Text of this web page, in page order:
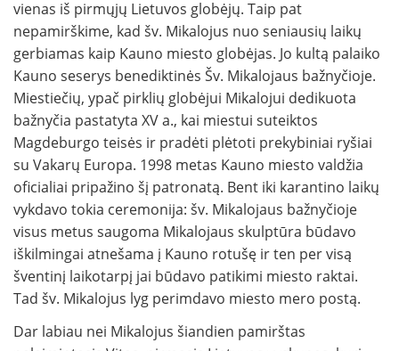
vienas iš pirmųjų Lietuvos globėjų. Taip pat
nepamirškime, kad šv. Mikalojus nuo seniausių laikų
gerbiamas kaip Kauno miesto globėjas. Jo kultą palaiko
Kauno seserys benediktinės Šv. Mikalojaus bažnyčioje.
Miestiečių, ypač pirklių globėjui Mikalojui dedikuota
bažnyčia pastatyta XV a., kai miestui suteiktos
Magdeburgo teisės ir pradėti plėtoti prekybiniai ryšiai
su Vakarų Europa. 1998 metas Kauno miesto valdžia
oficialiai pripažino šį patronatą. Bent iki karantino laikų
vykdavo tokia ceremonija: šv. Mikalojaus bažnyčioje
visus metus saugoma Mikalojaus skulptūra būdavo
iškilmingai atnešama į Kauno rotušę ir ten per visą
šventinį laikotarpį jai būdavo patikimi miesto raktai.
Tad šv. Mikalojus lyg perimdavo miesto mero postą.
Dar labiau nei Mikalojus šiandien pamirštas